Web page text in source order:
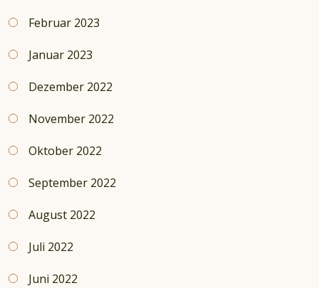
Februar 2023
Januar 2023
Dezember 2022
November 2022
Oktober 2022
September 2022
August 2022
Juli 2022
Juni 2022